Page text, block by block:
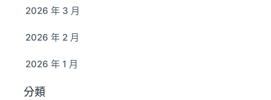
2026 年 3 月
2026 年 2 月
2026 年 1 月
分類